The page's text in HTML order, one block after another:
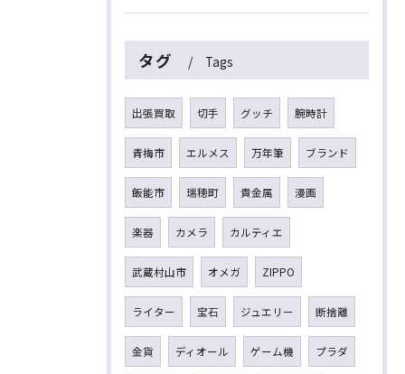
タグ Tags
出張買取 切手 グッチ 腕時計
青梅市 エルメス 万年筆 ブランド
飯能市 瑞穂町 貴金属 漫画
楽器 カメラ カルティエ
武蔵村山市 オメガ ZIPPO
ライター 宝石 ジュエリー 断捨離
金貨 ディオール ゲーム機 プラダ